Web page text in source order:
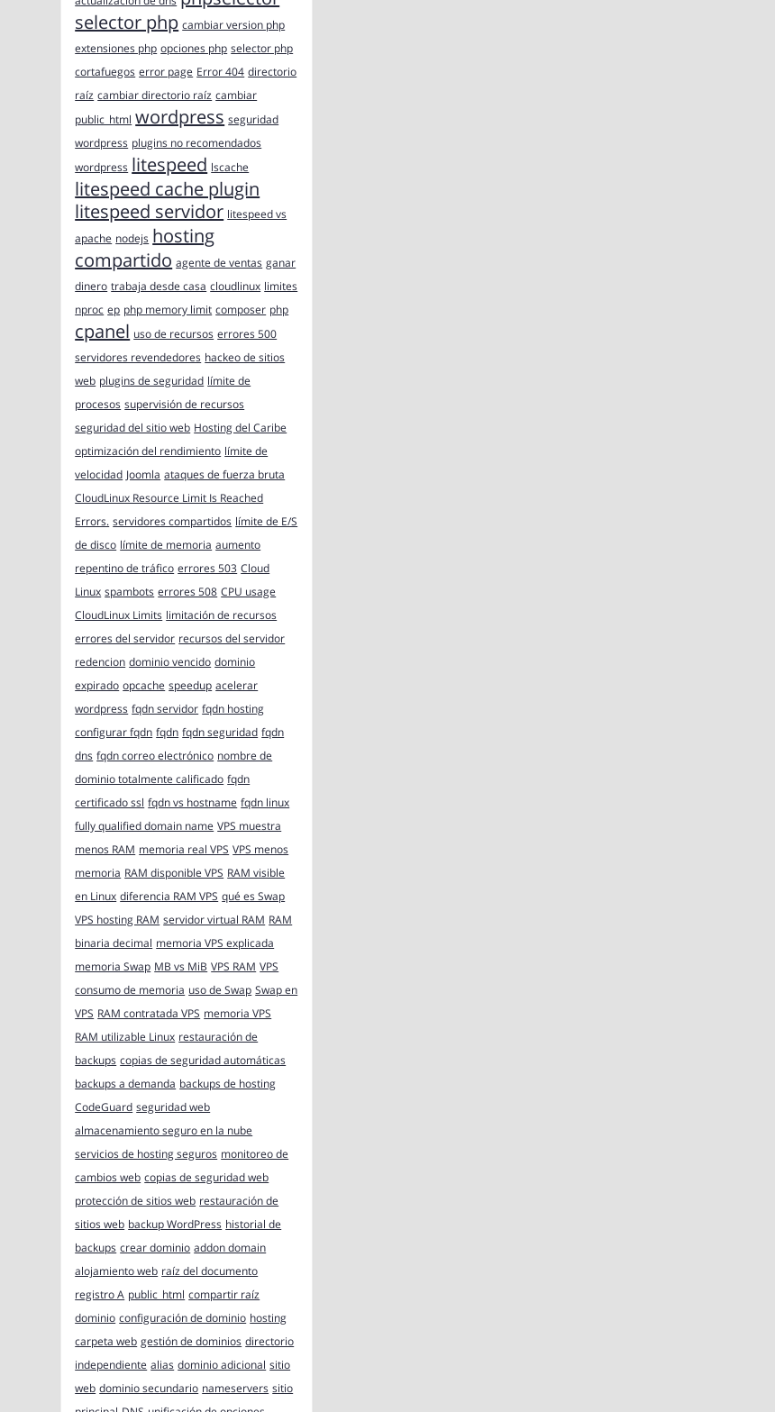
selector php cambiar version php
extensiones php opciones php selector php
cortafuegos error page Error 404 directorio
raíz cambiar directorio raíz cambiar
public_html wordpress seguridad
wordpress plugins no recomendados
wordpress litespeed lscache
litespeed cache plugin
litespeed servidor litespeed vs
apache nodejs hosting
compartido agente de ventas ganar
dinero trabaja desde casa cloudlinux limites
nproc ep php memory limit composer php
cpanel uso de recursos errores 500
servidores revendedores hackeo de sitios
web plugins de seguridad límite de
procesos supervisión de recursos
seguridad del sitio web Hosting del Caribe
optimización del rendimiento límite de
velocidad Joomla ataques de fuerza bruta
CloudLinux Resource Limit Is Reached
Errors. servidores compartidos límite de E/S
de disco límite de memoria aumento
repentino de tráfico errores 503 Cloud
Linux spambots errores 508 CPU usage
CloudLinux Limits limitación de recursos
errores del servidor recursos del servidor
redencion dominio vencido dominio
expirado opcache speedup acelerar
wordpress fqdn servidor fqdn hosting
configurar fqdn fqdn fqdn seguridad fqdn
dns fqdn correo electrónico nombre de
dominio totalmente calificado fqdn
certificado ssl fqdn vs hostname fqdn linux
fully qualified domain name VPS muestra
menos RAM memoria real VPS VPS menos
memoria RAM disponible VPS RAM visible
en Linux diferencia RAM VPS qué es Swap
VPS hosting RAM servidor virtual RAM RAM
binaria decimal memoria VPS explicada
memoria Swap MB vs MiB VPS RAM VPS
consumo de memoria uso de Swap Swap en
VPS RAM contratada VPS memoria VPS
RAM utilizable Linux restauración de
backups copias de seguridad automáticas
backups a demanda backups de hosting
CodeGuard seguridad web
almacenamiento seguro en la nube
servicios de hosting seguros monitoreo de
cambios web copias de seguridad web
protección de sitios web restauración de
sitios web backup WordPress historial de
backups crear dominio addon domain
alojamiento web raíz del documento
registro A public_html compartir raíz
dominio configuración de dominio hosting
carpeta web gestión de dominios directorio
independiente alias dominio adicional sitio
web dominio secundario nameservers sitio